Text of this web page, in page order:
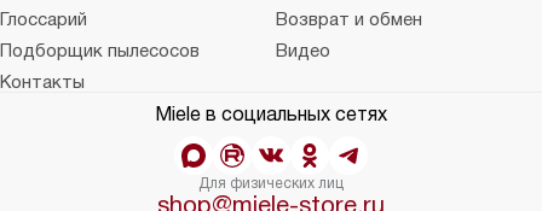
Глоссарий
Возврат и обмен
Подборщик пылесосов
Видео
Контакты
Miele в социальных сетях
Для физических лиц
shop@miele-store.ru